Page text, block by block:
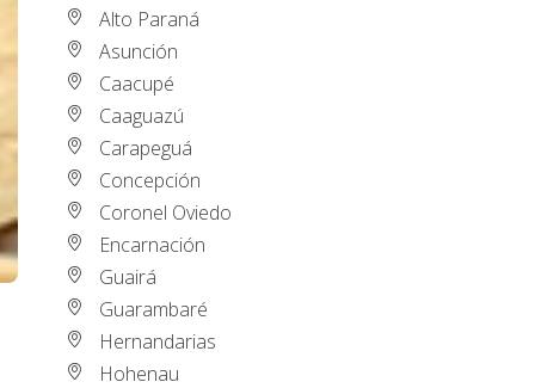
Alto Paraná
Asunción
Caacupé
Caaguazú
Carapeguá
Concepción
Coronel Oviedo
Encarnación
Guairá
Guarambaré
Hernandarias
Hohenau